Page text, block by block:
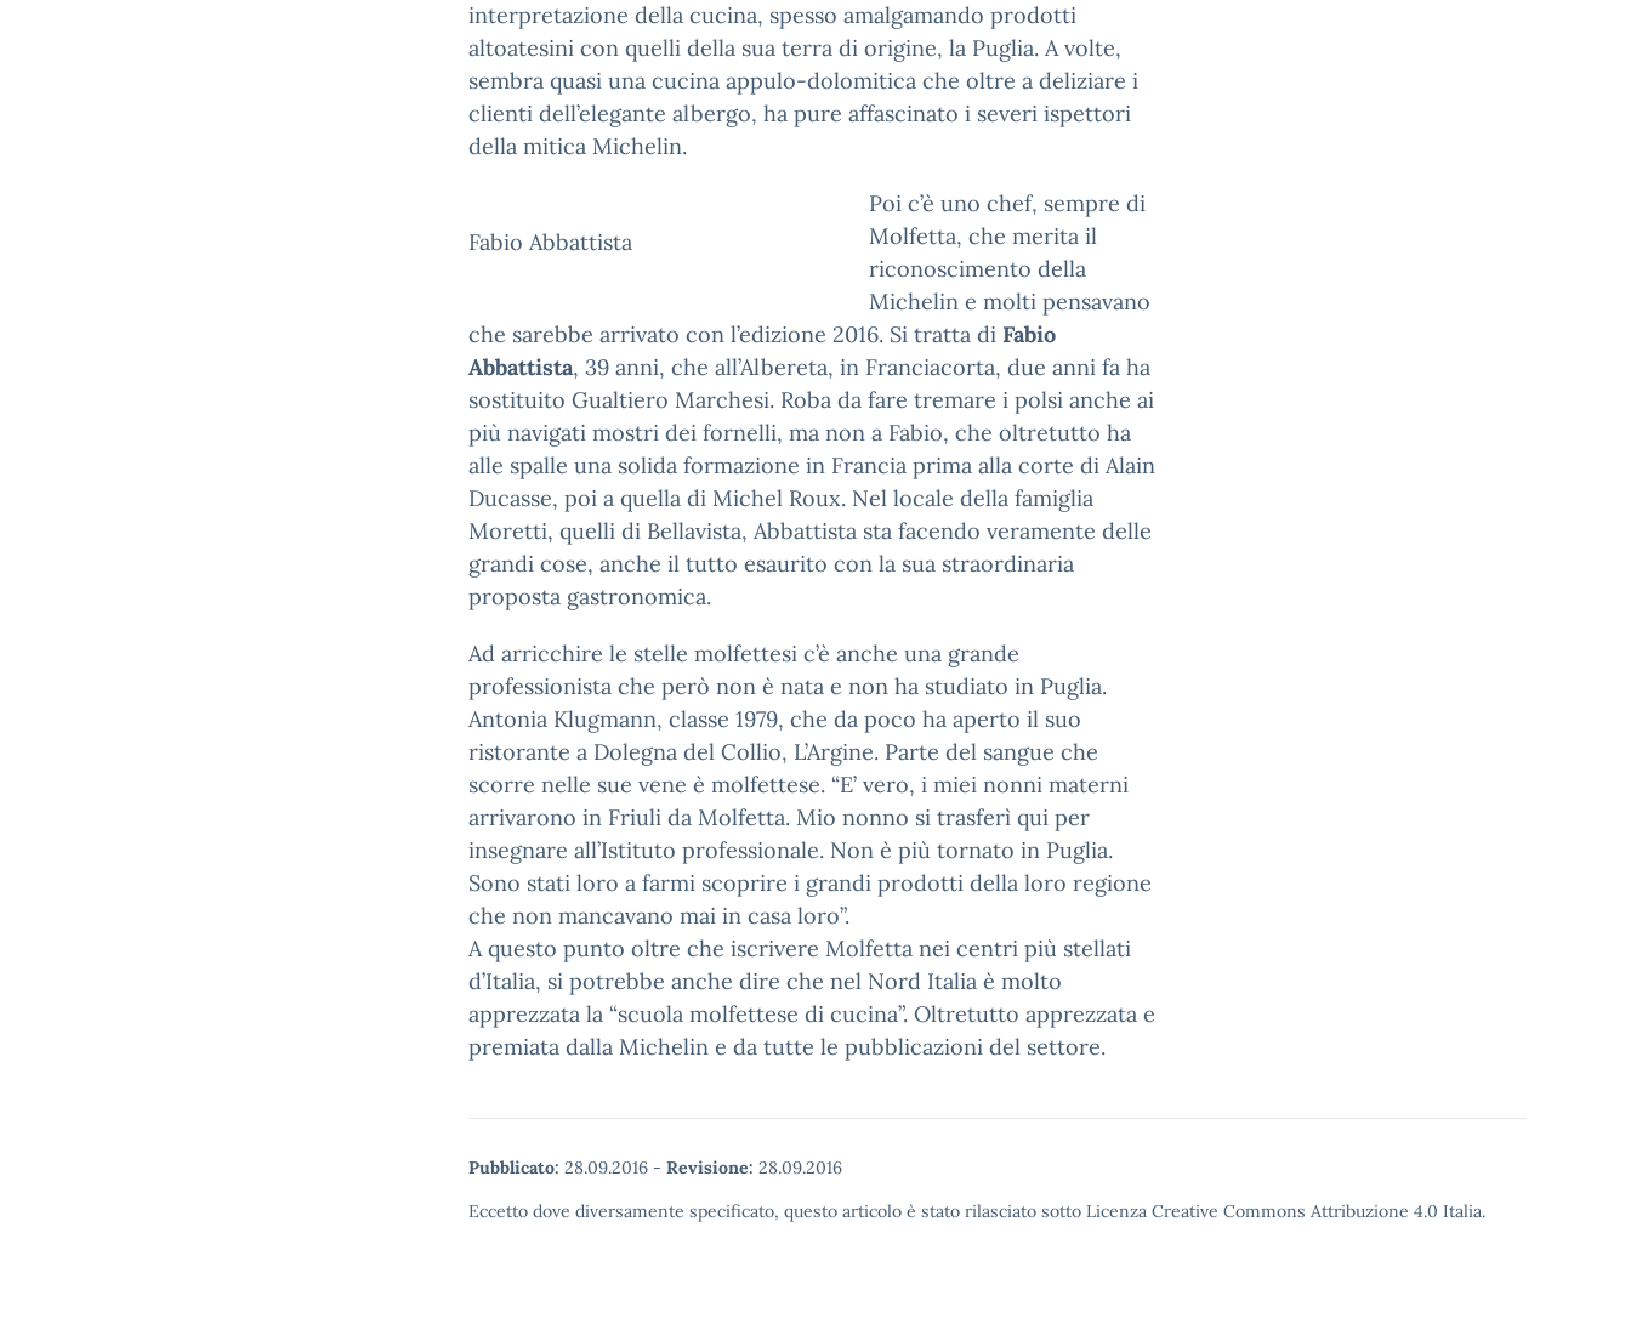
interpretazione della cucina, spesso amalgamando prodotti
altoatesini con quelli della sua terra di origine, la Puglia. A volte,
sembra quasi una cucina appulo-dolomitica che oltre a deliziare i
clienti dell’elegante albergo, ha pure affascinato i severi ispettori
della mitica Michelin.
Fabio Abbattista
Poi c’è uno chef, sempre di
Molfetta, che merita il
riconoscimento della
Michelin e molti pensavano
che sarebbe arrivato con l’edizione 2016. Si tratta di Fabio
Abbattista, 39 anni, che all’Albereta, in Franciacorta, due anni fa ha
sostituito Gualtiero Marchesi. Roba da fare tremare i polsi anche ai
più navigati mostri dei fornelli, ma non a Fabio, che oltretutto ha
alle spalle una solida formazione in Francia prima alla corte di Alain
Ducasse, poi a quella di Michel Roux. Nel locale della famiglia
Moretti, quelli di Bellavista, Abbattista sta facendo veramente delle
grandi cose, anche il tutto esaurito con la sua straordinaria
proposta gastronomica.
Ad arricchire le stelle molfettesi c’è anche una grande
professionista che però non è nata e non ha studiato in Puglia.
Antonia Klugmann, classe 1979, che da poco ha aperto il suo
ristorante a Dolegna del Collio, L’Argine. Parte del sangue che
scorre nelle sue vene è molfettese. “E’ vero, i miei nonni materni
arrivarono in Friuli da Molfetta. Mio nonno si trasferì qui per
insegnare all’Istituto professionale. Non è più tornato in Puglia.
Sono stati loro a farmi scoprire i grandi prodotti della loro regione
che non mancavano mai in casa loro”.
A questo punto oltre che iscrivere Molfetta nei centri più stellati
d’Italia, si potrebbe anche dire che nel Nord Italia è molto
apprezzata la “scuola molfettese di cucina”. Oltretutto apprezzata e
premiata dalla Michelin e da tutte le pubblicazioni del settore.
Pubblicato: 28.09.2016 - Revisione: 28.09.2016
Eccetto dove diversamente specificato, questo articolo è stato rilasciato sotto Licenza Creative Commons Attribuzione 4.0 Italia.